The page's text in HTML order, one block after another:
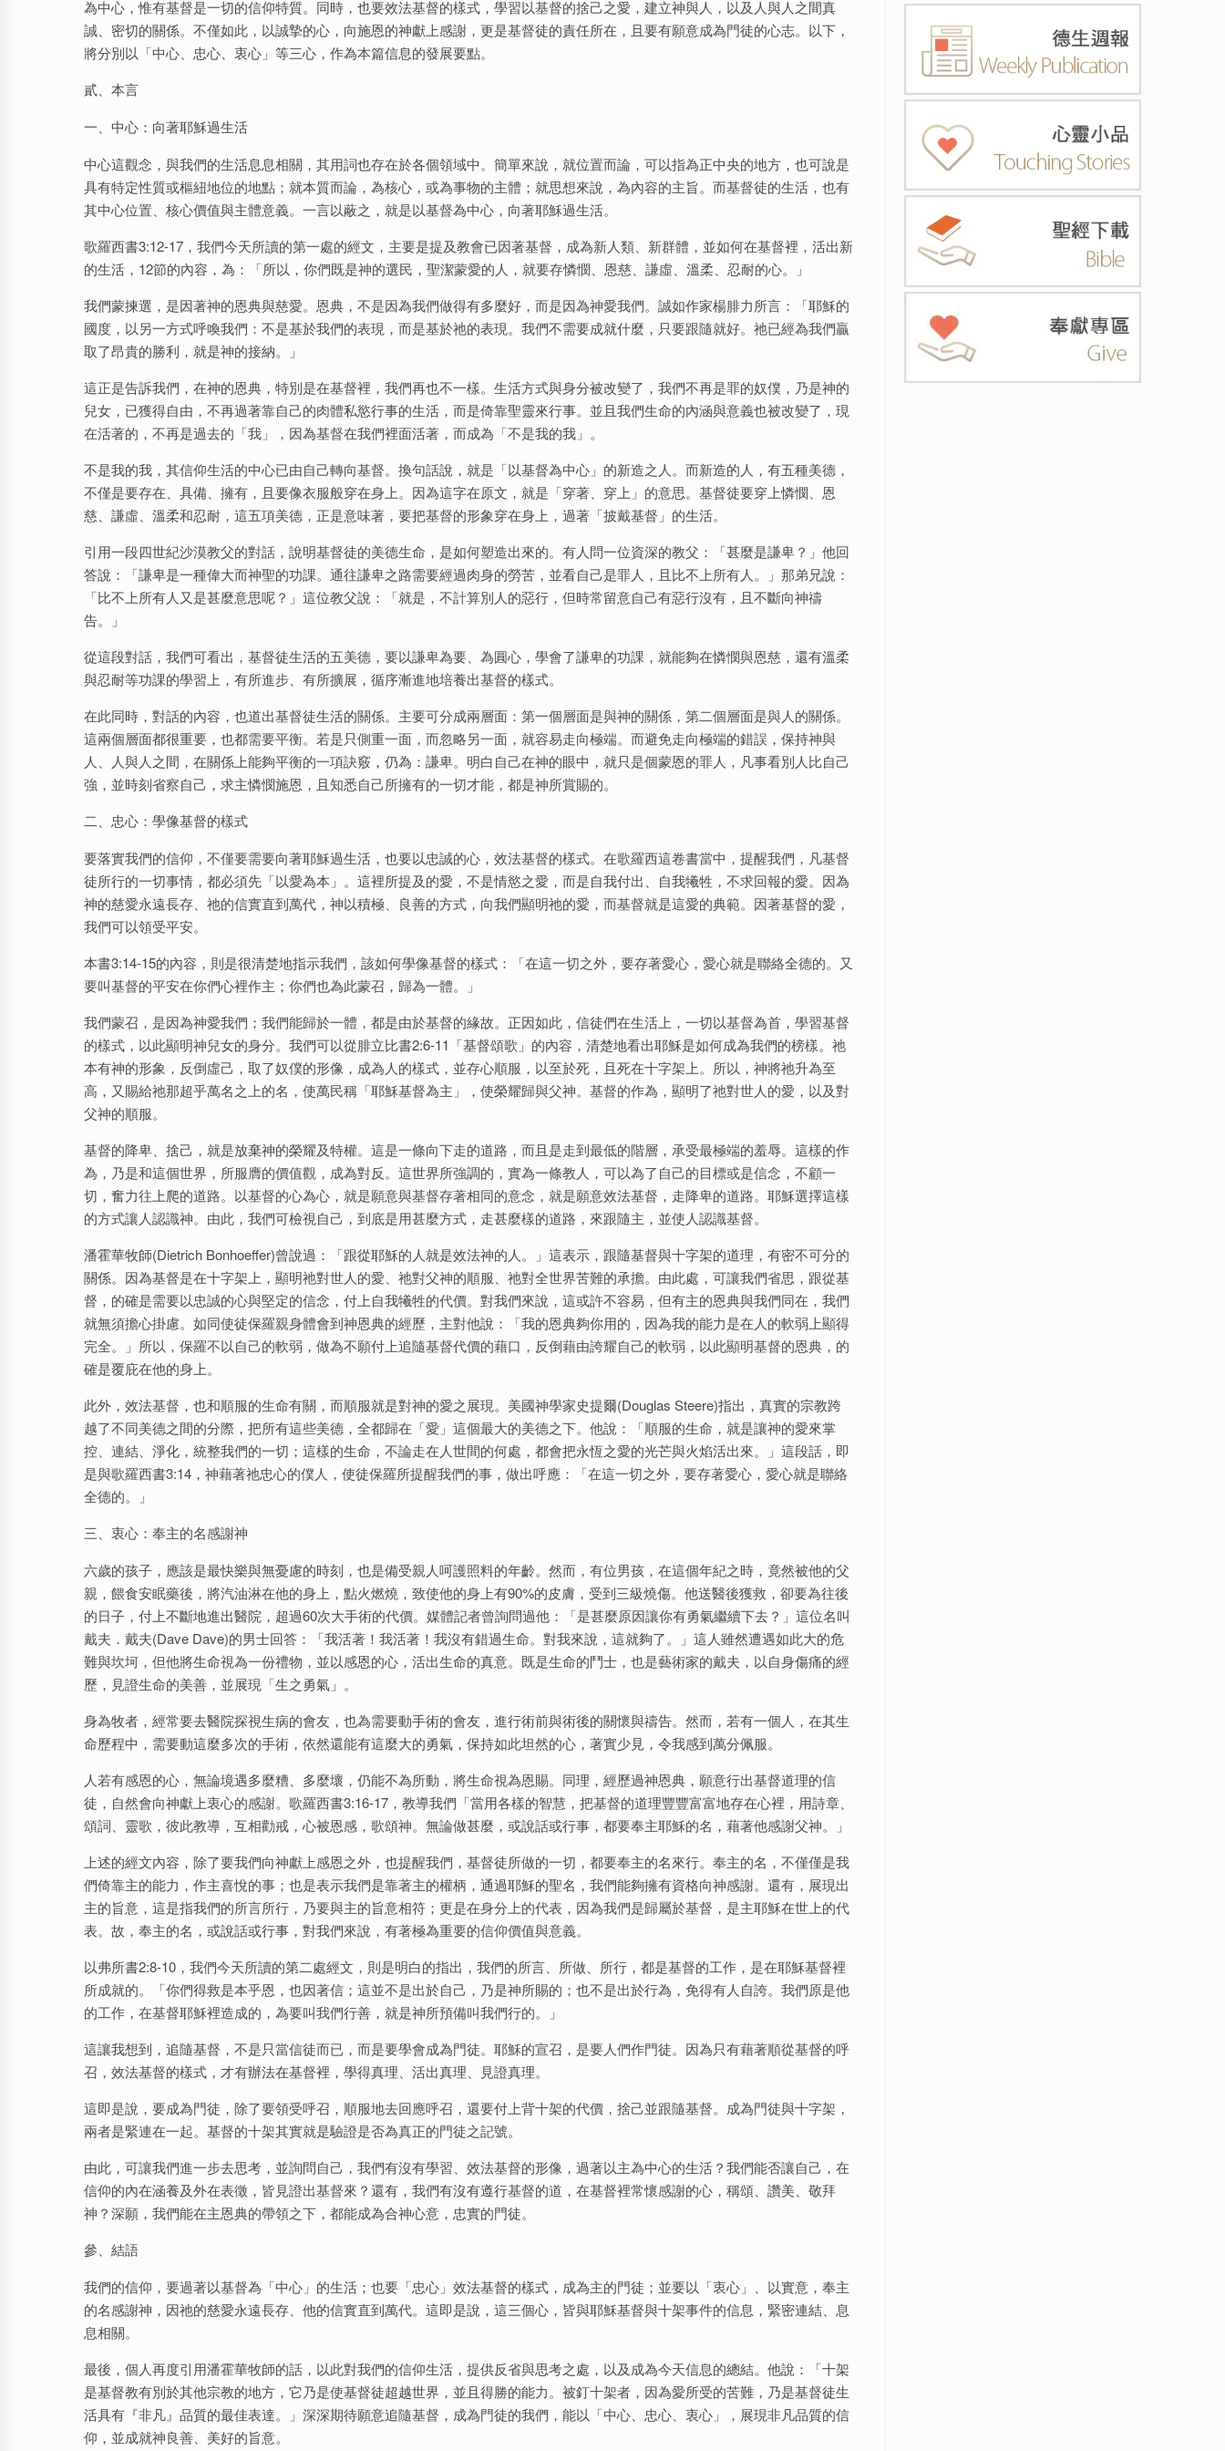
為中心，惟有基督是一切的信仰特質。同時，也要效法基督的樣式，學習以基督的捨己之愛，建立神與人，以及人與人之間真
誠、密切的關係。不僅如此，以誠摯的心，向施恩的神獻上感謝，更是基督徒的責任所在，且要有願意成為門徒的心志。以下，
將分別以「中心、忠心、衷心」等三心，作為本篇信息的發展要點。
貳、本言
一、中心：向著耶穌過生活
中心這觀念，與我們的生活息息相關，其用詞也存在於各個領域中。簡單來說，就位置而論，可以指為正中央的地方，也可說是
具有特定性質或樞紐地位的地點；就本質而論，為核心，或為事物的主體；就思想來說，為內容的主旨。而基督徒的生活，也有
其中心位置、核心價值與主體意義。一言以蔽之，就是以基督為中心，向著耶穌過生活。
歌羅西書3:12-17，我們今天所讀的第一處的經文，主要是提及教會已因著基督，成為新人類、新群體，並如何在基督裡，活出新
的生活，12節的內容，為：「所以，你們既是神的選民，聖潔蒙愛的人，就要存憐憫、恩慈、謙虛、溫柔、忍耐的心。」
我們蒙揀選，是因著神的恩典與慈愛。恩典，不是因為我們做得有多麼好，而是因為神愛我們。誠如作家楊腓力所言：「耶穌的
國度，以另一方式呼喚我們：不是基於我們的表現，而是基於祂的表現。我們不需要成就什麼，只要跟隨就好。祂已經為我們贏
取了昂貴的勝利，就是神的接納。」
這正是告訴我們，在神的恩典，特別是在基督裡，我們再也不一樣。生活方式與身分被改變了，我們不再是罪的奴僕，乃是神的
兒女，已獲得自由，不再過著靠自己的肉體私慾行事的生活，而是倚靠聖靈來行事。並且我們生命的內涵與意義也被改變了，現
在活著的，不再是過去的「我」，因為基督在我們裡面活著，而成為「不是我的我」。
不是我的我，其信仰生活的中心已由自己轉向基督。換句話說，就是「以基督為中心」的新造之人。而新造的人，有五種美德，
不僅是要存在、具備、擁有，且要像衣服般穿在身上。因為這字在原文，就是「穿著、穿上」的意思。基督徒要穿上憐憫、恩
慈、謙虛、溫柔和忍耐，這五項美德，正是意味著，要把基督的形象穿在身上，過著「披戴基督」的生活。
引用一段四世紀沙漠教父的對話，說明基督徒的美德生命，是如何塑造出來的。有人問一位資深的教父：「甚麼是謙卑？」他回
答說：「謙卑是一種偉大而神聖的功課。通往謙卑之路需要經過肉身的勞苦，並看自己是罪人，且比不上所有人。」那弟兄說：
「比不上所有人又是甚麼意思呢？」這位教父說：「就是，不計算別人的惡行，但時常留意自己有惡行沒有，且不斷向神禱
告。」
從這段對話，我們可看出，基督徒生活的五美德，要以謙卑為要、為圓心，學會了謙卑的功課，就能夠在憐憫與恩慈，還有溫柔
與忍耐等功課的學習上，有所進步、有所擴展，循序漸進地培養出基督的樣式。
在此同時，對話的內容，也道出基督徒生活的關係。主要可分成兩層面：第一個層面是與神的關係，第二個層面是與人的關係。
這兩個層面都很重要，也都需要平衡。若是只側重一面，而忽略另一面，就容易走向極端。而避免走向極端的錯誤，保持神與
人、人與人之間，在關係上能夠平衡的一項訣竅，仍為：謙卑。明白自己在神的眼中，就只是個蒙恩的罪人，凡事看別人比自己
強，並時刻省察自己，求主憐憫施恩，且知悉自己所擁有的一切才能，都是神所賞賜的。
二、忠心：學像基督的樣式
要落實我們的信仰，不僅要需要向著耶穌過生活，也要以忠誠的心，效法基督的樣式。在歌羅西這卷書當中，提醒我們，凡基督
徒所行的一切事情，都必須先「以愛為本」。這裡所提及的愛，不是情慾之愛，而是自我付出、自我犧牲，不求回報的愛。因為
神的慈愛永遠長存、祂的信實直到萬代，神以積極、良善的方式，向我們顯明祂的愛，而基督就是這愛的典範。因著基督的愛，
我們可以領受平安。
本書3:14-15的內容，則是很清楚地指示我們，該如何學像基督的樣式：「在這一切之外，要存著愛心，愛心就是聯絡全德的。又
要叫基督的平安在你們心裡作主；你們也為此蒙召，歸為一體。」
我們蒙召，是因為神愛我們；我們能歸於一體，都是由於基督的緣故。正因如此，信徒們在生活上，一切以基督為首，學習基督
的樣式，以此顯明神兒女的身分。我們可以從腓立比書2:6-11「基督頌歌」的內容，清楚地看出耶穌是如何成為我們的榜樣。祂
本有神的形象，反倒虛己，取了奴僕的形像，成為人的樣式，並存心順服，以至於死，且死在十字架上。所以，神將祂升為至
高，又賜給祂那超乎萬名之上的名，使萬民稱「耶穌基督為主」，使榮耀歸與父神。基督的作為，顯明了祂對世人的愛，以及對
父神的順服。
基督的降卑、捨己，就是放棄神的榮耀及特權。這是一條向下走的道路，而且是走到最低的階層，承受最極端的羞辱。這樣的作
為，乃是和這個世界，所服膺的價值觀，成為對反。這世界所強調的，實為一條教人，可以為了自己的目標或是信念，不顧一
切，奮力往上爬的道路。以基督的心為心，就是願意與基督存著相同的意念，就是願意效法基督，走降卑的道路。耶穌選擇這樣
的方式讓人認識神。由此，我們可檢視自己，到底是用甚麼方式，走甚麼樣的道路，來跟隨主，並使人認識基督。
潘霍華牧師(Dietrich Bonhoeffer)曾說過：「跟從耶穌的人就是效法神的人。」這表示，跟隨基督與十字架的道理，有密不可分的
關係。因為基督是在十字架上，顯明祂對世人的愛、祂對父神的順服、祂對全世界苦難的承擔。由此處，可讓我們省思，跟從基
督，的確是需要以忠誠的心與堅定的信念，付上自我犧牲的代價。對我們來說，這或許不容易，但有主的恩典與我們同在，我們
就無須擔心掛慮。如同使徒保羅親身體會到神恩典的經歷，主對他說：「我的恩典夠你用的，因為我的能力是在人的軟弱上顯得
完全。」所以，保羅不以自己的軟弱，做為不願付上追隨基督代價的藉口，反倒藉由誇耀自己的軟弱，以此顯明基督的恩典，的
確是覆庇在他的身上。
此外，效法基督，也和順服的生命有關，而順服就是對神的愛之展現。美國神學家史提爾(Douglas Steere)指出，真實的宗教跨
越了不同美德之間的分際，把所有這些美德，全都歸在「愛」這個最大的美德之下。他說：「順服的生命，就是讓神的愛來掌
控、連結、淨化，統整我們的一切；這樣的生命，不論走在人世間的何處，都會把永恆之愛的光芒與火焰活出來。」這段話，即
是與歌羅西書3:14，神藉著祂忠心的僕人，使徒保羅所提醒我們的事，做出呼應：「在這一切之外，要存著愛心，愛心就是聯絡
全德的。」
三、衷心：奉主的名感謝神
六歲的孩子，應該是最快樂與無憂慮的時刻，也是備受親人呵護照料的年齡。然而，有位男孩，在這個年紀之時，竟然被他的父
親，餵食安眠藥後，將汽油淋在他的身上，點火燃燒，致使他的身上有90%的皮膚，受到三級燒傷。他送醫後獲救，卻要為往後
的日子，付上不斷地進出醫院，超過60次大手術的代價。媒體記者曾詢問過他：「是甚麼原因讓你有勇氣繼續下去？」這位名叫
戴夫．戴夫(Dave Dave)的男士回答：「我活著！我活著！我沒有錯過生命。對我來說，這就夠了。」這人雖然遭遇如此大的危
難與坎坷，但他將生命視為一份禮物，並以感恩的心，活出生命的真意。既是生命的鬥士，也是藝術家的戴夫，以自身傷痛的經
歷，見證生命的美善，並展現「生之勇氣」。
身為牧者，經常要去醫院探視生病的會友，也為需要動手術的會友，進行術前與術後的關懷與禱告。然而，若有一個人，在其生
命歷程中，需要動這麼多次的手術，依然還能有這麼大的勇氣，保持如此坦然的心，著實少見，令我感到萬分佩服。
人若有感恩的心，無論境遇多麼糟、多麼壞，仍能不為所動，將生命視為恩賜。同理，經歷過神恩典，願意行出基督道理的信
徒，自然會向神獻上衷心的感謝。歌羅西書3:16-17，教導我們「當用各樣的智慧，把基督的道理豐豐富富地存在心裡，用詩章、
頌詞、靈歌，彼此教導，互相勸戒，心被恩感，歌頌神。無論做甚麼，或說話或行事，都要奉主耶穌的名，藉著他感謝父神。」
上述的經文內容，除了要我們向神獻上感恩之外，也提醒我們，基督徒所做的一切，都要奉主的名來行。奉主的名，不僅僅是我
們倚靠主的能力，作主喜悅的事；也是表示我們是靠著主的權柄，通過耶穌的聖名，我們能夠擁有資格向神感謝。還有，展現出
主的旨意，這是指我們的所言所行，乃要與主的旨意相符；更是在身分上的代表，因為我們是歸屬於基督，是主耶穌在世上的代
表。故，奉主的名，或說話或行事，對我們來說，有著極為重要的信仰價值與意義。
以弗所書2:8-10，我們今天所讀的第二處經文，則是明白的指出，我們的所言、所做、所行，都是基督的工作，是在耶穌基督裡
所成就的。「你們得救是本乎恩，也因著信；這並不是出於自己，乃是神所賜的；也不是出於行為，免得有人自誇。我們原是他
的工作，在基督耶穌裡造成的，為要叫我們行善，就是神所預備叫我們行的。」
這讓我想到，追隨基督，不是只當信徒而已，而是要學會成為門徒。耶穌的宣召，是要人們作門徒。因為只有藉著順從基督的呼
召，效法基督的樣式，才有辦法在基督裡，學得真理、活出真理、見證真理。
這即是說，要成為門徒，除了要領受呼召，順服地去回應呼召，還要付上背十架的代價，捨己並跟隨基督。成為門徒與十字架，
兩者是緊連在一起。基督的十架其實就是驗證是否為真正的門徒之記號。
由此，可讓我們進一步去思考，並詢問自己，我們有沒有學習、效法基督的形像，過著以主為中心的生活？我們能否讓自己，在
信仰的內在涵養及外在表徵，皆見證出基督來？還有，我們有沒有遵行基督的道，在基督裡常懷感謝的心，稱頌、讚美、敬拜
神？深願，我們能在主恩典的帶領之下，都能成為合神心意，忠實的門徒。
參、結語
我們的信仰，要過著以基督為「中心」的生活；也要「忠心」效法基督的樣式，成為主的門徒；並要以「衷心」、以實意，奉主
的名感謝神，因祂的慈愛永遠長存、他的信實直到萬代。這即是說，這三個心，皆與耶穌基督與十架事件的信息，緊密連結、息
息相關。
最後，個人再度引用潘霍華牧師的話，以此對我們的信仰生活，提供反省與思考之處，以及成為今天信息的總結。他說：「十架
是基督教有別於其他宗教的地方，它乃是使基督徒超越世界，並且得勝的能力。被釘十架者，因為愛所受的苦難，乃是基督徒生
活具有『非凡』品質的最佳表達。」深深期待願意追隨基督，成為門徒的我們，能以「中心、忠心、衷心」，展現非凡品質的信
仰，並成就神良善、美好的旨意。